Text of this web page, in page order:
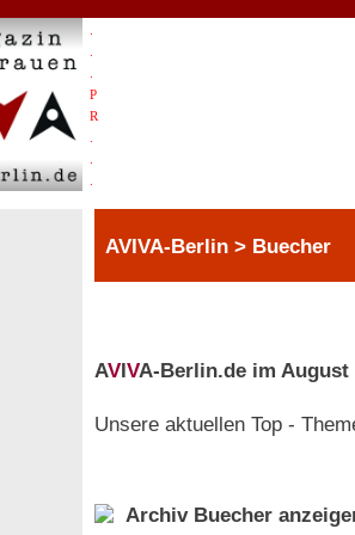
P
R
AVIVA-Berlin > Buecher
AVIVA-Berlin.de im August
Unsere aktuellen Top -
Archiv Buecher